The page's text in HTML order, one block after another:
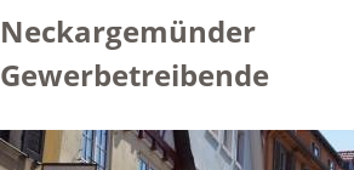
Neckargemünder
Gewerbetreibende